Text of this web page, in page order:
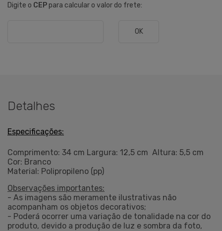
Digite o CEP para calcular o valor do frete:
OK
Detalhes
Especificações:
Comprimento: 34 cm Largura: 12,5 cm Altura: 5,5 cm
Cor: Branco
Material: Polipropileno (pp)
Observações importantes:
- As imagens são meramente ilustrativas não
acompanham os objetos decorativos;
- Poderá ocorrer uma variação de tonalidade na cor do
produto, devido a produção de luz e sombra da foto,